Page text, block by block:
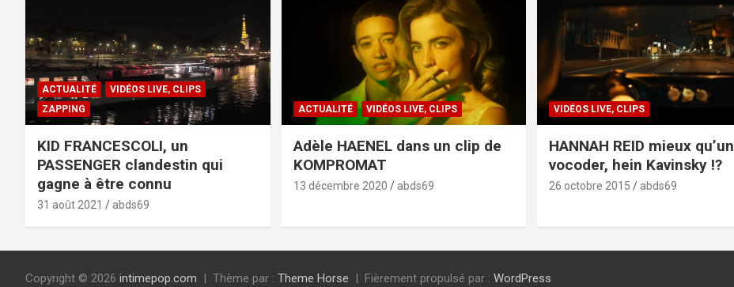
ACTUALITÉ
VIDÉOS LIVE, CLIPS
ZAPPING
KID FRANCESCOLI, un
PASSENGER clandestin qui
gagne à être connu
31 août 2021 abds69
ACTUALITÉ VIDÉOS LIVE, CLIPS
Adèle HAENEL dans un clip de
KOMPROMAT
13 décembre 2020 abds69
VIDÉOS LIVE, CLIPS
HANNAH REID mieux qu’un
vocoder, hein Kavinsky !?
26 octobre 2015 abds69
Copyright © 2026 intimepop.com Thème par : Theme Horse Fièrement propulsé par : WordPress